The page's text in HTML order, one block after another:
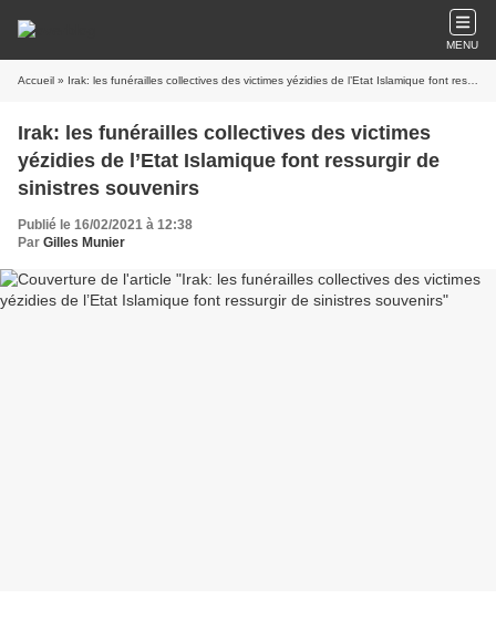
MENU
Accueil » Irak: les funérailles collectives des victimes yézidies de l’Etat Islamique font ressurgir de sinistres souvenirs
Irak: les funérailles collectives des victimes
yézidies de l’Etat Islamique font ressurgir de
sinistres souvenirs
Publié le 16/02/2021 à 12:38
Par Gilles Munier